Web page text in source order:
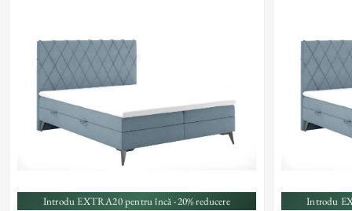
Introdu EXTRA20 pentru încă -20% reducere Introdu